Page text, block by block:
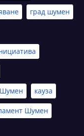
град шумен
Шумен кауза
Шумен